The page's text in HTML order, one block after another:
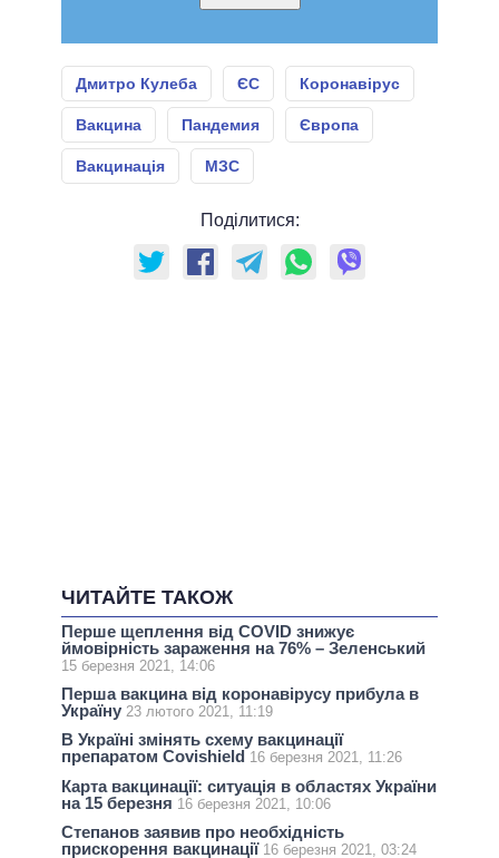
Дмитро Кулеба ЄС Коронавірус
Вакцина Пандемия Європа
Вакцинація МЗС
Поділитися:
ЧИТАЙТЕ ТАКОЖ
Перше щеплення від COVID знижує
ймовірність зараження на 76% – Зеленський
15 березня 2021, 14:06
Перша вакцина від коронавірусу прибула в
Україну 23 лютого 2021, 11:19
В Україні змінять схему вакцинації
препаратом Covishield 16 березня 2021, 11:26
Карта вакцинації: ситуація в областях України
на 15 березня 16 березня 2021, 10:06
Степанов заявив про необхідність
прискорення вакцинації 16 березня 2021, 03:24